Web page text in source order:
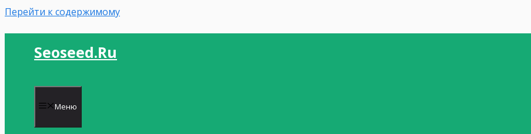
Перейти к содержимому
Seoseed.ru
Меню